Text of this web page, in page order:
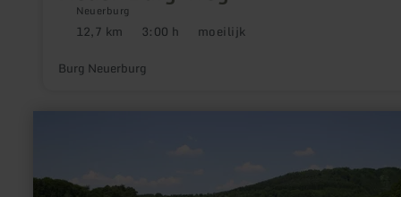
Neuerburg
Afstand:
12,7 km Duur:3:00 h Moeilijkheidsgraad:
moeilijk
Burg Neuerburg
Bitburg,
Biersdorf